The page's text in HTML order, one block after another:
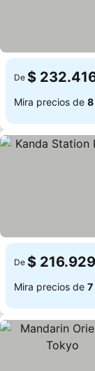
De $
Mira precios de
De $ 216.929
Mira precios de